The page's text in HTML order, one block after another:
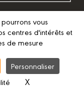
Conditions d’utilisation
vous
centres d'intérêts et
de mesure
Personnaliser
X